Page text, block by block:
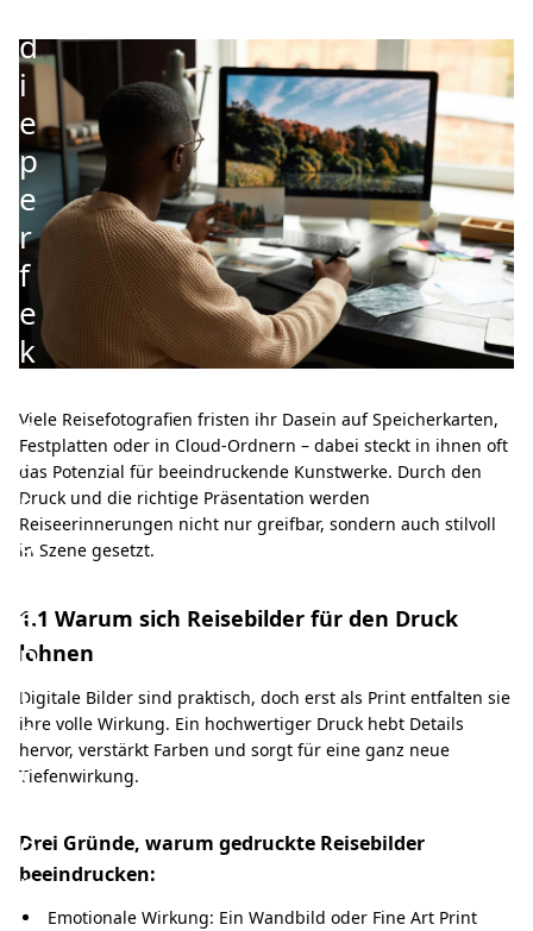
d
i
e
p
e
r
f
e
k
e
P
r
ä
e
n
t
a
t
o
n
Viele Reisefotografien fristen ihr Dasein auf Speicherkarten,
Festplatten oder in Cloud-Ordnern – dabei steckt in ihnen oft
das Potenzial für beeindruckende Kunstwerke. Durch den
Druck und die richtige Präsentation werden
Reiseerinnerungen nicht nur greifbar, sondern auch stilvoll
in Szene gesetzt.
1.1 Warum sich Reisebilder für den Druck
lohnen
Digitale Bilder sind praktisch, doch erst als Print entfalten sie
ihre volle Wirkung. Ein hochwertiger Druck hebt Details
hervor, verstärkt Farben und sorgt für eine ganz neue
Tiefenwirkung.
Drei Gründe, warum gedruckte Reisebilder
beeindrucken:
Emotionale Wirkung: Ein Wandbild oder Fine Art Print